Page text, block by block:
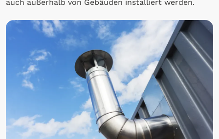
auch außerhalb von Gebäuden installiert werden.